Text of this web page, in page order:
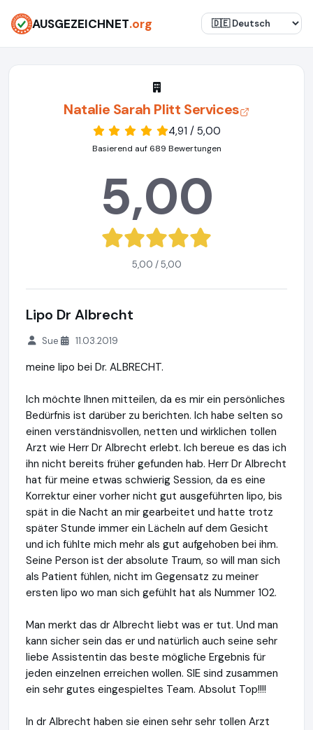
AUSGEZEICHNET.org
Natalie Sarah Plitt Services
4,91 / 5,00
Basierend auf 689 Bewertungen
5,00
5,00 / 5,00
Lipo Dr Albrecht
Sue 11.03.2019
meine lipo bei Dr. ALBRECHT.
Ich möchte Ihnen mitteilen, da es mir ein persönliches
Bedürfnis ist darüber zu berichten. Ich habe selten so
einen verständnisvollen, netten und wirklichen tollen
Arzt wie Herr Dr Albrecht erlebt. Ich bereue es das ich
ihn nicht bereits früher gefunden hab. Herr Dr Albrecht
hat für meine etwas schwierig Session, da es eine
Korrektur einer vorher nicht gut ausgeführten lipo, bis
spät in die Nacht an mir gearbeitet und hatte trotz
später Stunde immer ein Lächeln auf dem Gesicht
und ich fühlte mich mehr als gut aufgehoben bei ihm.
Seine Person ist der absolute Traum, so will man sich
als Patient fühlen, nicht im Gegensatz zu meiner
ersten lipo wo man sich gefühlt hat als Nummer 102.
Man merkt das dr Albrecht liebt was er tut. Und man
kann sicher sein das er und natürlich auch seine sehr
liebe Assistentin das beste mögliche Ergebnis für
jeden einzelnen erreichen wollen. SIE sind zusammen
ein sehr gutes eingespieltes Team. Absolut Top!!!!
In dr Albrecht haben sie einen sehr sehr tollen Arzt